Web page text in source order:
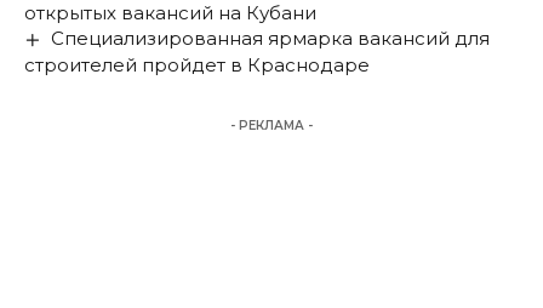
открытых вакансий на Кубани
Специализированная ярмарка вакансий для
строителей пройдет в Краснодаре
- РЕКЛАМА -